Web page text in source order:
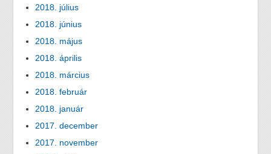
2018. július
2018. június
2018. május
2018. április
2018. március
2018. február
2018. január
2017. december
2017. november